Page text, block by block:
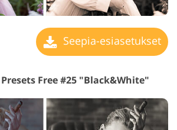
Seepia-esiasetukset
Free #25 "Black&White"